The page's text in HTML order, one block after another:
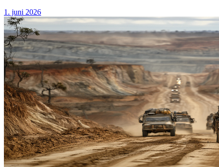
1. juni 2026